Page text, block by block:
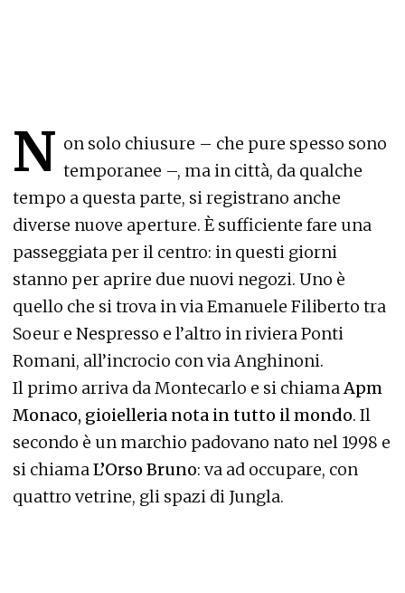
N on solo chiusure – che pure spesso sono
temporanee –, ma in città, da qualche
tempo a questa parte, si registrano anche
diverse nuove aperture. È sufficiente fare una
passeggiata per il centro: in questi giorni
stanno per aprire due nuovi negozi. Uno è
quello che si trova in via Emanuele Filiberto tra
Soeur e Nespresso e l’altro in riviera Ponti
Romani, all’incrocio con via Anghinoni.
Il primo arriva da Montecarlo e si chiamaApm
Monaco, gioielleria nota in tutto il mondo. Il
secondo è un marchio padovano nato nel 1998 e
si chiamaL’Orso Bruno: va ad occupare, con
quattro vetrine, gli spazi di Jungla.